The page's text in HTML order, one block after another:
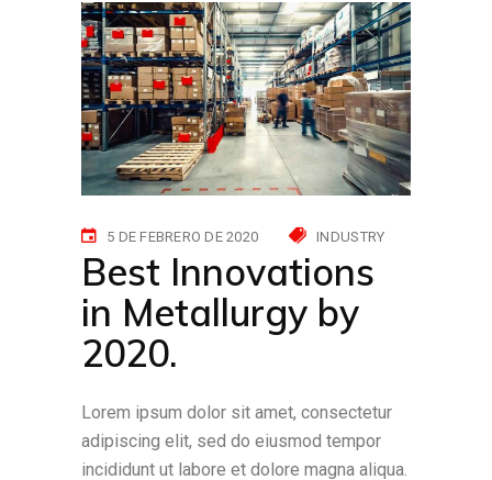
5 DE FEBRERO DE 2020 INDUSTRY
Best Innovations
in Metallurgy by
2020.
Lorem ipsum dolor sit amet, consectetur
adipiscing elit, sed do eiusmod tempor
incididunt ut labore et dolore magna aliqua.